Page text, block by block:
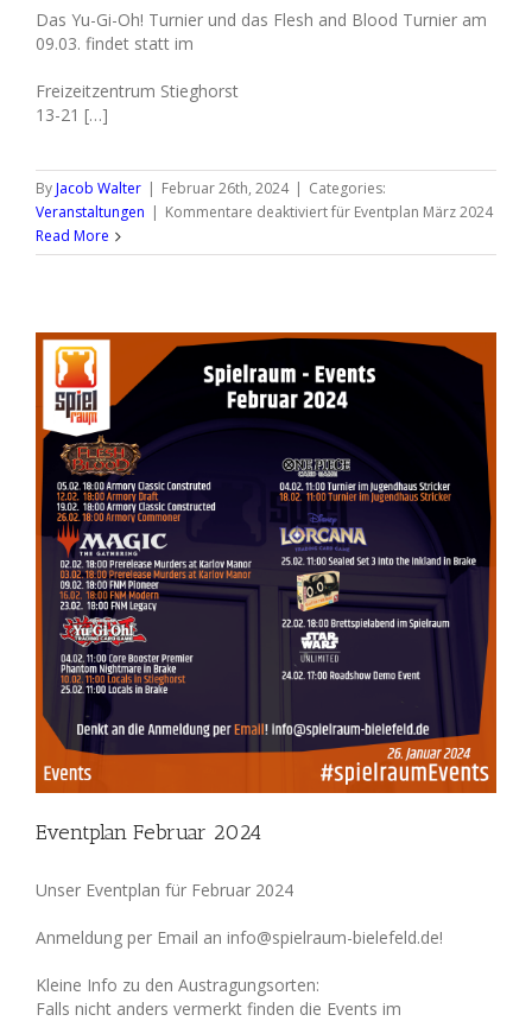
Das Yu-Gi-Oh! Turnier und das Flesh and Blood Turnier am
09.03. findet statt im
Freizeitzentrum Stieghorst
13-21 […]
ByJacob Walter | Februar 26th, 2024 | Categories:
Veranstaltungen | Kommentare deaktiviertfür Eventplan März 2024
Read More
Eventplan Februar 2024
Unser Eventplan für Februar 2024
Anmeldung per Email an info@spielraum-bielefeld.de!
Kleine Info zu den Austragungsorten:
Falls nicht anders vermerkt finden die Events im